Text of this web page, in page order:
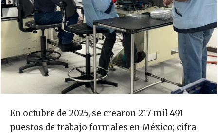
En octubre de 2025, se crearon 217 mil 491
puestos de trabajo formales en México; cifra